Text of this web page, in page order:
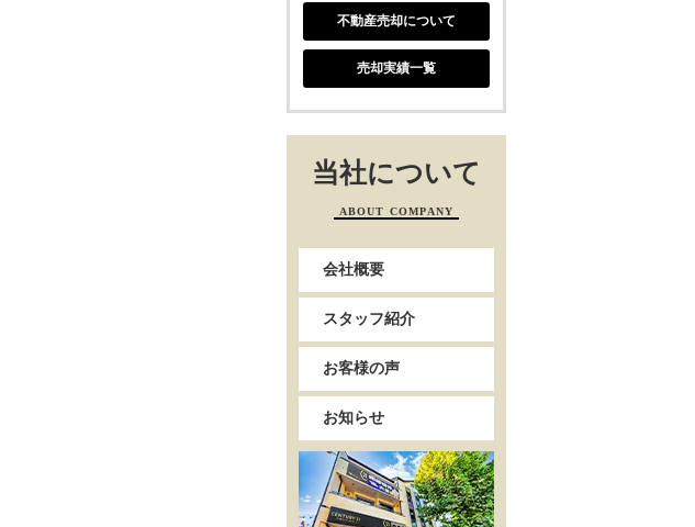
不動産売却について
売却実績一覧
当社について
ABOUT COMPANY
会社概要
スタッフ紹介
お客様の声
お知らせ